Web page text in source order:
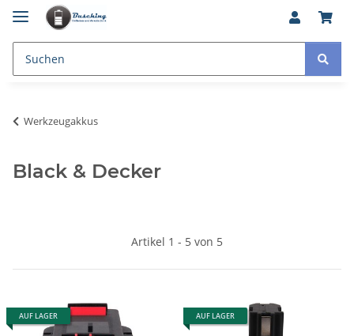
Werkzeugakkus
Black & Decker
Artikel 1 - 5 von 5
AUF LAGER AUF LAGER